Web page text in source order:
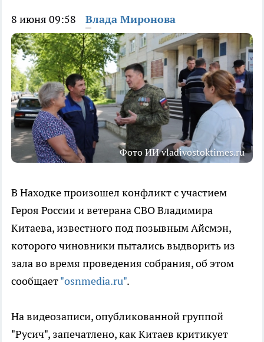
8 июня 09:58 Влада Миронова
Фото ИИ vladivostoktimes.ru
В Находке произошел конфликт с участием
Героя России и ветерана СВО Владимира
Китаева, известного под позывным Айсмэн,
которого чиновники пытались выдворить из
зала во время проведения собрания, об этом
сообщает"osnmedia.ru".
На видеозаписи, опубликованной группой
"Русич", запечатлено, как Китаев критикует